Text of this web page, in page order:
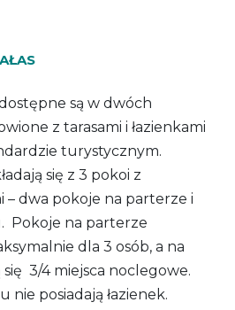
są w dwóch
z tarasami i łazienkami
turystycznym.
się z 3 pokoi z
– dwa pokoje na parterze i
Pokoje na parterze
dla 3 osób, a na
3/4 miejsca noclegowe.
nie posiadają łazienek.